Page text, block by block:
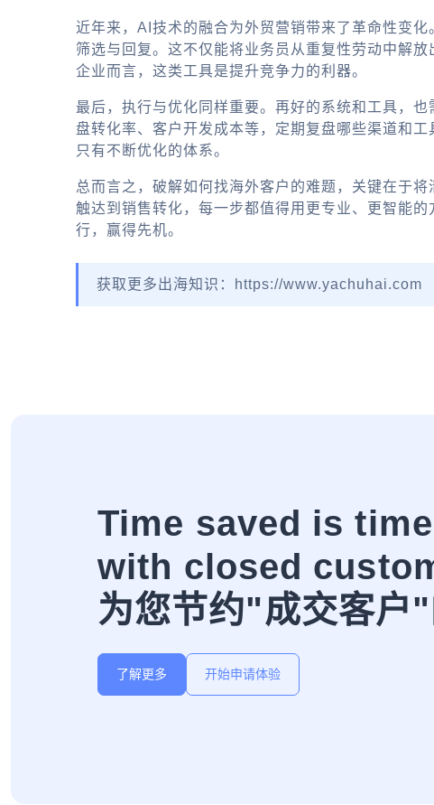
近年来，AI技术的融合为外贸营销带来了革命性变
筛选与回复。这不仅能将业务员从重复性劳动中解
企业而言，这类工具是提升竞争力的利器。
最后，执行与优化同样重要。再好的系统和工具，
盘转化率、客户开发成本等，定期复盘哪些渠道和
只有不断优化的体系。
总而言之，破解如何找海外客户的难题，关键在于
触达到销售转化，每一步都值得用更专业、更智能
行，赢得先机。
获取更多出海知识：https://www.yachuhai.com
Time saved is
with closed
为您节约"成交客户"
了解更多 开始申请体验